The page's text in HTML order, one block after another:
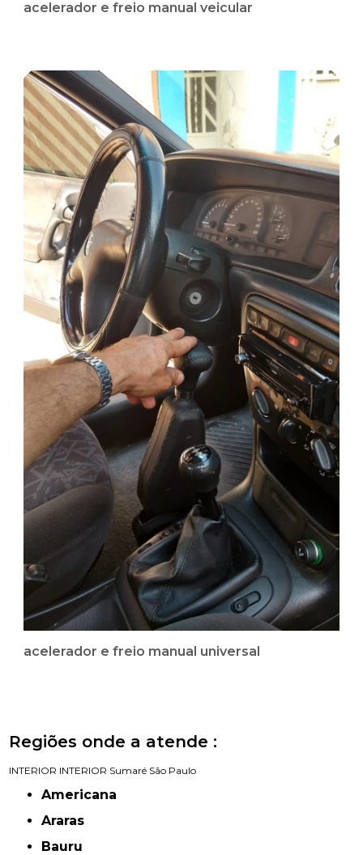
acelerador e freio manual veicular
acelerador e freio manual universal
Regiões onde a atende :
INTERIOR INTERIOR Sumaré São Paulo
Americana
Araras
Bauru